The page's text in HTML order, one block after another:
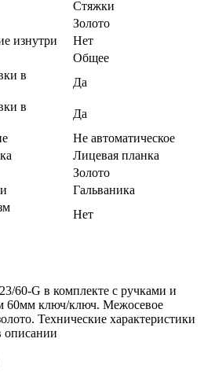
Стяжки
Золото
изнутри
Нет
Общее
в
Да
в
Да
Не автоматическое
Лицевая планка
Золото
Гальваника
Нет
60-G в комплекте с ручками и
60мм ключ/ключ. Межосевое
Технические характеристики
описании